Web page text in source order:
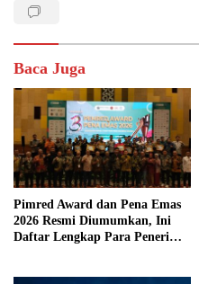
Baca Juga
Pimred Award dan Pena Emas
2026 Resmi Diumumkan, Ini
Daftar Lengkap Para Penerima